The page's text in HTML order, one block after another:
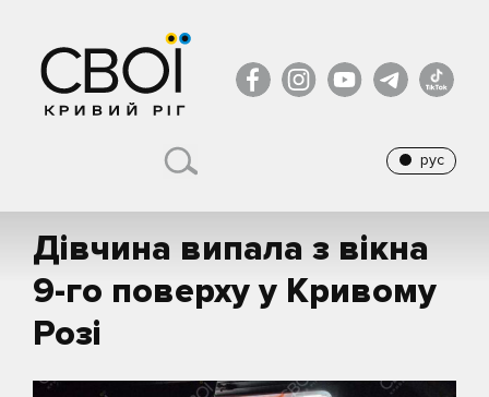
рус
Дівчина випала з вікна
9-го поверху у Кривому
Розі